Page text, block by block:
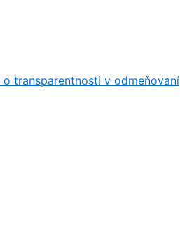
transparentnosti v odmeňovaní